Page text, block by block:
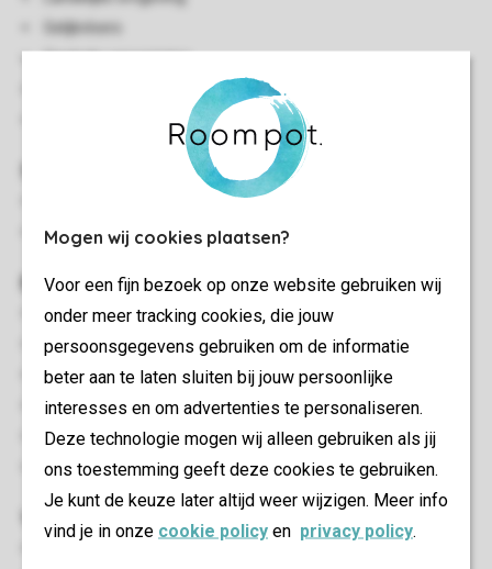
Mogen wij cookies plaatsen?
Voor een fijn bezoek op onze website gebruiken wij
onder meer tracking cookies, die jouw
persoonsgegevens gebruiken om de informatie
beter aan te laten sluiten bij jouw persoonlijke
interesses en om advertenties te personaliseren.
Deze technologie mogen wij alleen gebruiken als jij
ons toestemming geeft deze cookies te gebruiken.
Je kunt de keuze later altijd weer wijzigen. Meer info
vind je in onze cookie policy en privacy policy.
Gelijkvloers
Twee huisdieren toegestaan
Slaapkamer met king-size bed en smart-tv
Twee slaapkamers met twee 1-persoonsbedden
Buiten
Big Green Egg
Buitenkeuken
Luxe bubbelbad (buiten)
Terras
Terrasmeubilair
Parkeren in de buurt van de accommodatie
Woon-/eetkamer